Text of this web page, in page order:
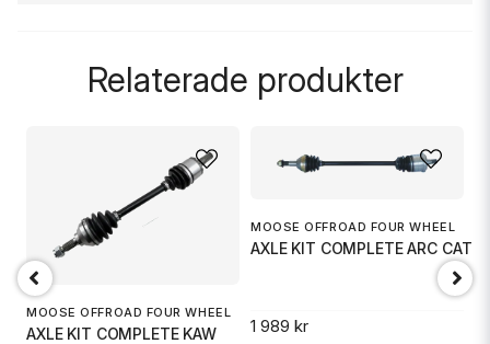
email
Mejladress
Relaterade produkter
MOOSE OFFROAD FOUR WHEEL
AXLE KIT COMPLETE KAW
MOOSE OFFROAD FOUR WHEEL
AXLE KIT COMPLETE ARC CAT
1 989 kr